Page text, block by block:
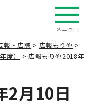
メニュー
報・広聴 > 広報もりや >
度）
> 広報もりや2018年
2月10日